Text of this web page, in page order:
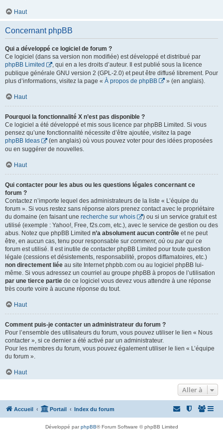
Haut
Concernant phpBB
Qui a développé ce logiciel de forum ?
Ce logiciel (dans sa version non modifiée) est développé et distribué par
phpBB Limited
, qui en a les droits d’auteur. Il est publié sous la licence
publique générale GNU version 2 (GPL-2.0) et peut être diffusé librement. Pour
plus d’informations, visitez la page « À propos de phpBB » (en anglais).
Haut
Pourquoi la fonctionnalité X n’est pas disponible ?
Ce logiciel a été développé et mis sous licence par phpBB Limited. Si vous
pensez qu’une fonctionnalité nécessite d’être ajoutée, visitez la page
phpBB Ideas
(en anglais) où vous pouvez voter pour des idées proposées
ou en suggérer de nouvelles.
Haut
Qui contacter pour les abus ou les questions légales concernant ce
forum ?
Contactez n’importe lequel des administrateurs de la liste « L’équipe du
forum ». Si vous restez sans réponse alors prenez contact avec le propriétaire
du domaine (en faisant une recherche sur whois
) ou si un service gratuit est
utilisé (exemple : Yahoo!, Free, f2s.com, etc.), avec le service de gestion ou des
abus. Notez que phpBB Limited n’a absolument aucun contrôle et ne peut
être, en aucun cas, tenu pour responsable sur comment, où ou par qui ce
forum est utilisé. Il est inutile de contacter phpBB Limited pour toute question
légale (cessions et désistements, responsabilité, propos diffamatoires, etc.)
non directement liée au site Internet phpbb.com ou au logiciel phpBB lui-
même. Si vous adressez un courriel au groupe phpBB à propos de l’utilisation
par une tierce partie de ce logiciel vous devez vous attendre à une réponse
très courte voire à aucune réponse du tout.
Haut
Comment puis-je contacter un administrateur du forum ?
Pour l’ensemble des utilisateurs du forum, vous pouvez utiliser le lien « Nous
contacter », si ce dernier a été activé par un administrateur.
Pour les membres du forum, vous pouvez également utiliser le lien « L’équipe
du forum ».
Haut
Aller à
Accueil Portail Index du forum
Développé parphpBB® Forum Software © phpBB Limited